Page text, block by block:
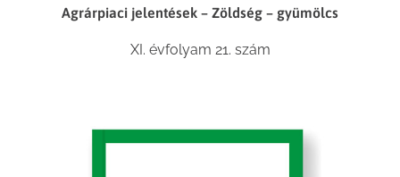
Agrárpiaci jelentések – Zöldség – gyümölcs
XI. évfolyam 21. szám